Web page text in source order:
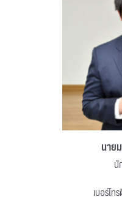
นาย
นั
เบอร์โ